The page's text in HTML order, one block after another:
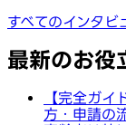
すべてのインタビ
最新のお役
【完全ガ
方・申請の